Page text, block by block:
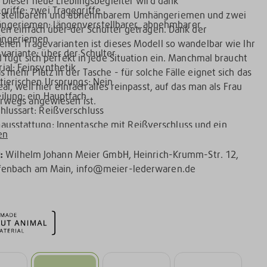
und abnehmbarem Umhängeriemen und zwei
einfach über der Schulter getragen. Dank der
Tragevarianten ist dieses Modell so wandelbar wie Ihr
fügt sich perfekt in jede Situation ein. Manchmal braucht
mehr Platz in der Tasche - für solche Fälle eignet sich das
weil hier einfach alles reinpasst, auf das man als Frau
angewiesen ist.
zwei Tragegriffe
längenverstellbarer, abnehmbarer
über der Schulter
Feinsynthetik
Ursprungs: Nein
ein Hauptfach
Reißverschluss
Innentasche mit Reißverschluss und ein
Wilhelm Johann Meier GmbH, Heinrich-Krumm-Str. 12,
am Main, info@meier-lederwaren.de